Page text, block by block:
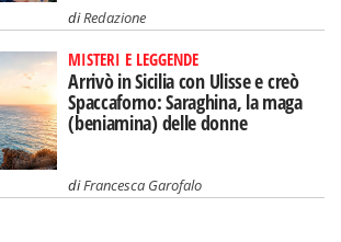
diRedazione
MISTERI E LEGGENDE
Arrivò in Sicilia con Ulisse e creò
Spaccaforno: Saraghina, la maga
(beniamina) delle donne
diFrancesca Garofalo